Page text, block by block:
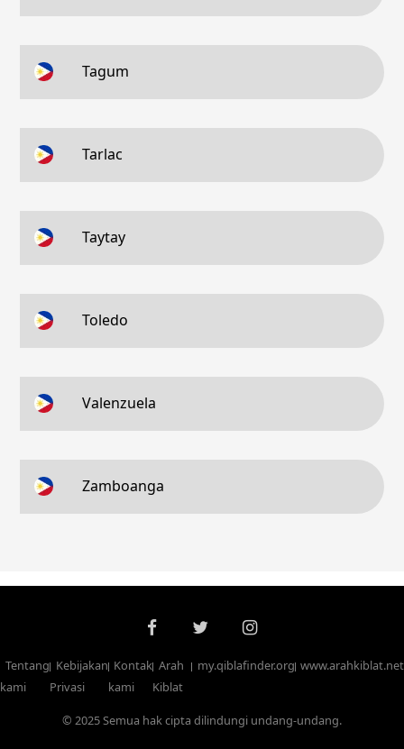
Tagum
Tarlac
Taytay
Toledo
Valenzuela
Zamboanga
Tentang
kami
Kebijakan
Privasi
Kontak
kami
Arah
Kiblat
my.qiblafinder.org www.arahkiblat.net
© 2025 Semua hak cipta dilindungi undang-undang.